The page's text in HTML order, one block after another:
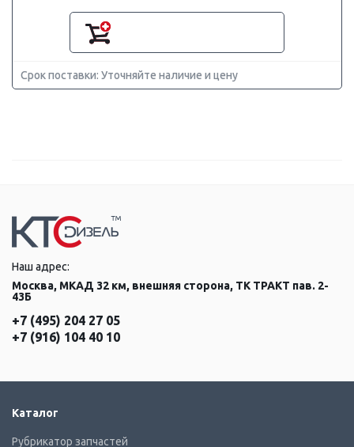
Срок поставки: Уточняйте наличие и цену
Наш адрес:
Москва, МКАД 32 км, внешняя сторона, ТК ТРАКТ пав. 2-
43Б
+7 (495) 204 27 05
+7 (916) 104 40 10
Каталог
Рубрикатор запчастей